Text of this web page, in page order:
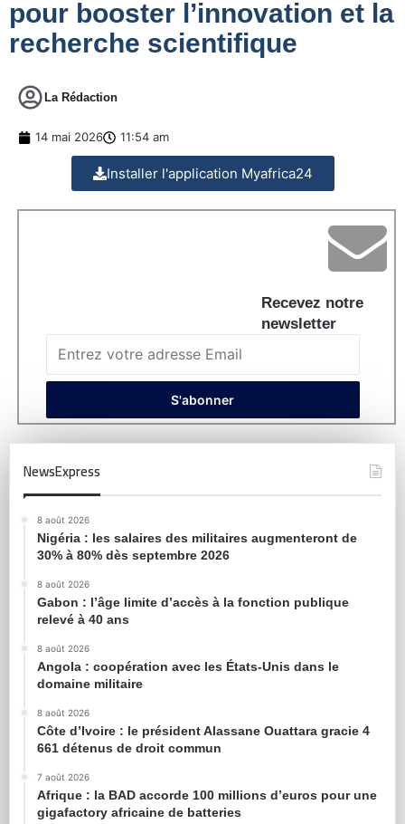
pour booster l’innovation et la
recherche scientifique
La Rédaction
14 mai 2026 11:54 am
Installer l'application Myafrica24
Recevez notre
newsletter
NewsExpress
8 août 2026
Nigéria : les salaires des militaires augmenteront de
30% à 80% dès septembre 2026
8 août 2026
Gabon : l’âge limite d’accès à la fonction publique
relevé à 40 ans
8 août 2026
Angola : coopération avec les États-Unis dans le
domaine militaire
8 août 2026
Côte d’Ivoire : le président Alassane Ouattara gracie 4
661 détenus de droit commun
7 août 2026
Afrique : la BAD accorde 100 millions d’euros pour une
gigafactory africaine de batteries